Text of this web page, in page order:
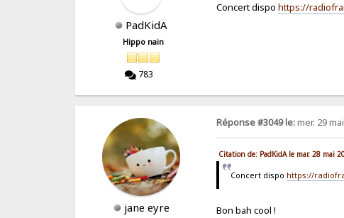
PadKidA
Hippo nain
783
Concert dispohttps://
jane eyre
Réponse #3049 le:mer. 29
Citation de: PadKidA le mar. 28 mai
Concert dispo https://
Bon bah cool !